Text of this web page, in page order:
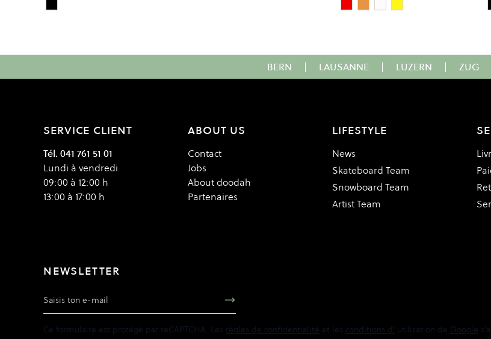
Colour
Black Colour
Standard Soft 88A Red
Standard Medium 90A
Standard Super Soft 78A
Standard Super Hard
BERN | LAUSANNE | LUZERN | ZUG
SERVICE CLIENT
Tél. 041 761 51 01
Lundi à vendredi
09:00 à 12:00 h
13:00 à 17:00 h
ABOUT US
Contact
Jobs
About doodah
Partenaires
LIFESTYLE
News
Skateboard Team
Snowboard Team
Artist Team
NEWSLETTER
Adresse e-mail
Ce formulaire est protégé par reCAPTCHA. Les règles de confidentialité et les conditions d' utilisation de Google